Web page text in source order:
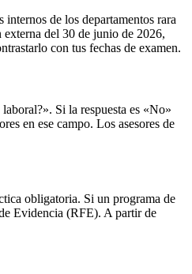
de los departamentos rara
del 30 de junio de 2026,
con tus fechas de examen.
Si la respuesta es «No»
en ese campo. Los asesores de
obligatoria. Si un programa de
Evidencia (RFE). A partir de